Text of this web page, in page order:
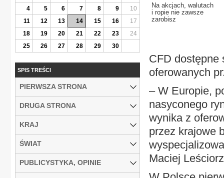
Na akcjach, walutach
i ropie nie zawsze
zarobisz
CFD dostępne
oferowanych
– W Europie,
nasyconego
wynika z
przez krajowe
Maciej
4
5 6 7 8 9
10
11
12 13 14 15 16
17
18
19 20 21 22 23
24
25
26 27 28 29 30
SPIS TREŚCI
PIERWSZA STRONA
DRUGA STRONA
KRAJ
ŚWIAT
PUBLICYSTYKA, OPINIE